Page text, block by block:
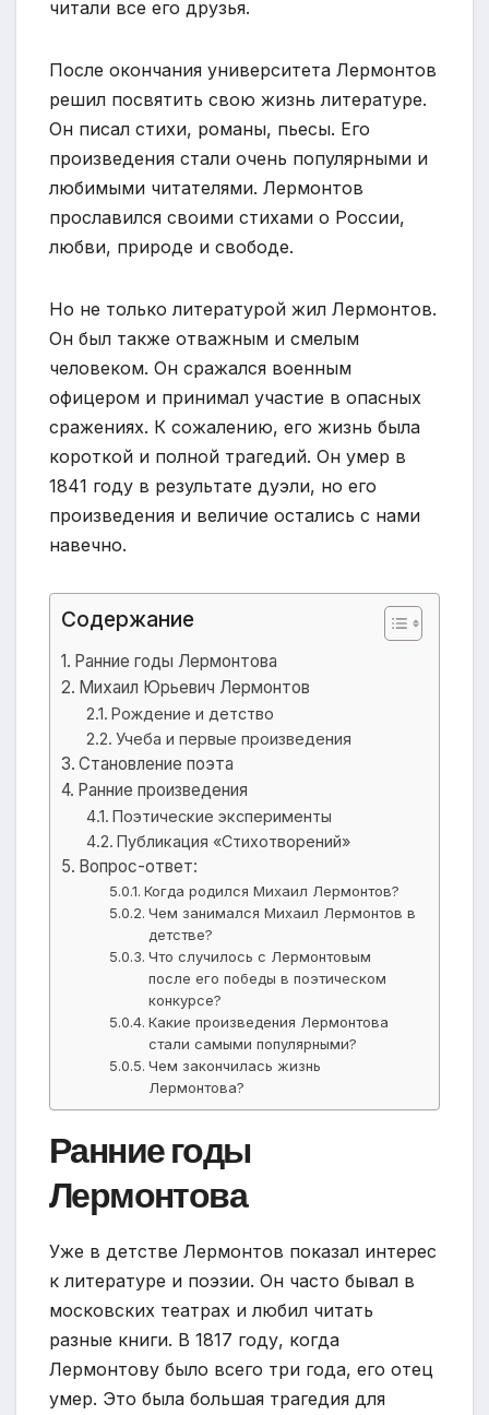
читали все его друзья.
После окончания университета Лермонтов
решил посвятить свою жизнь литературе.
Он писал стихи, романы, пьесы. Его
произведения стали очень популярными и
любимыми читателями. Лермонтов
прославился своими стихами о России,
любви, природе и свободе.
Но не только литературой жил Лермонтов.
Он был также отважным и смелым
человеком. Он сражался военным
офицером и принимал участие в опасных
сражениях. К сожалению, его жизнь была
короткой и полной трагедий. Он умер в
1841 году в результате дуэли, но его
произведения и величие остались с нами
навечно.
Содержание
Ранние годы Лермонтова
Михаил Юрьевич Лермонтов
Рождение и детство
Учеба и первые произведения
Становление поэта
Ранние произведения
Поэтические эксперименты
Публикация «Стихотворений»
Вопрос-ответ:
Когда родился Михаил Лермонтов?
Чем занимался Михаил Лермонтов в
детстве?
Что случилось с Лермонтовым
после его победы в поэтическом
конкурсе?
Какие произведения Лермонтова
стали самыми популярными?
Чем закончилась жизнь
Лермонтова?
Ранние годы
Лермонтова
Уже в детстве Лермонтов показал интерес
к литературе и поэзии. Он часто бывал в
московских театрах и любил читать
разные книги. В 1817 году, когда
Лермонтову было всего три года, его отец
умер. Это была большая трагедия для